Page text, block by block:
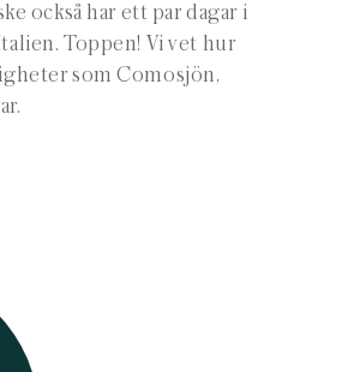
också har ett par dagar i
Toppen! Vi vet hur
som Comosjön,